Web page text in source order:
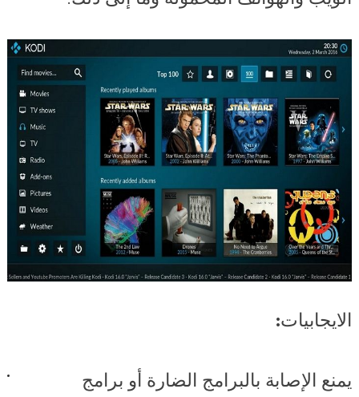
الايجابيات:
يمنع الإصابة بالبرامج الضارة أو برامج